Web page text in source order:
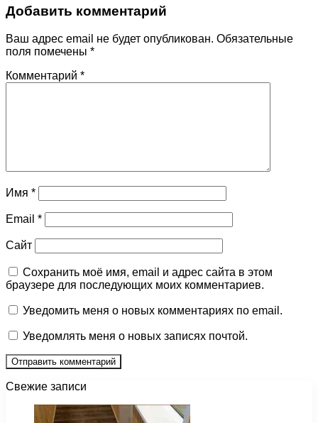
Добавить комментарий
Ваш адрес email не будет опубликован. Обязательные
поля помечены *
Комментарий *
Имя *
Email *
Сайт
Сохранить моё имя, email и адрес сайта в этом
браузере для последующих моих комментариев.
Уведомить меня о новых комментариях по email.
Уведомлять меня о новых записях почтой.
Свежие записи